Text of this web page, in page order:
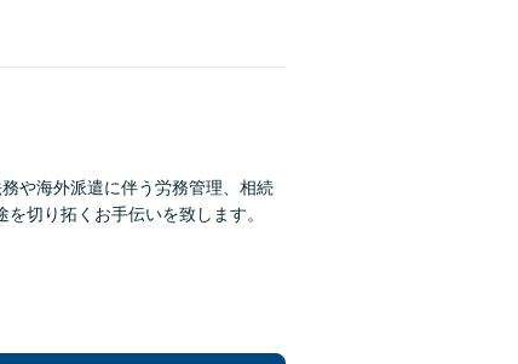
や海外派遣に伴う労務管理、相続
切り拓くお手伝いを致します。